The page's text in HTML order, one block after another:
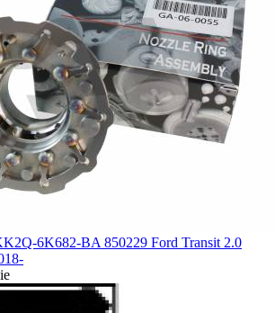
6K682-BA 850229 Ford Transit 2.0